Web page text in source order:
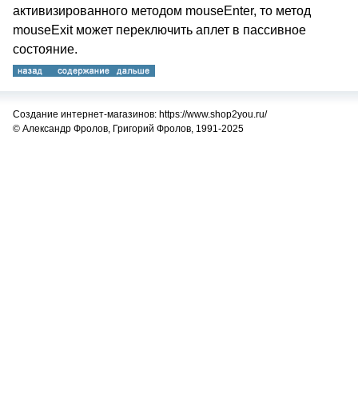
активизированного методом mouseEnter, то метод
mouseExit может переключить аплет в пассивное
состояние.
Создание интернет-магазинов: https://www.shop2you.ru/
© Александр Фролов, Григорий Фролов, 1991-2025